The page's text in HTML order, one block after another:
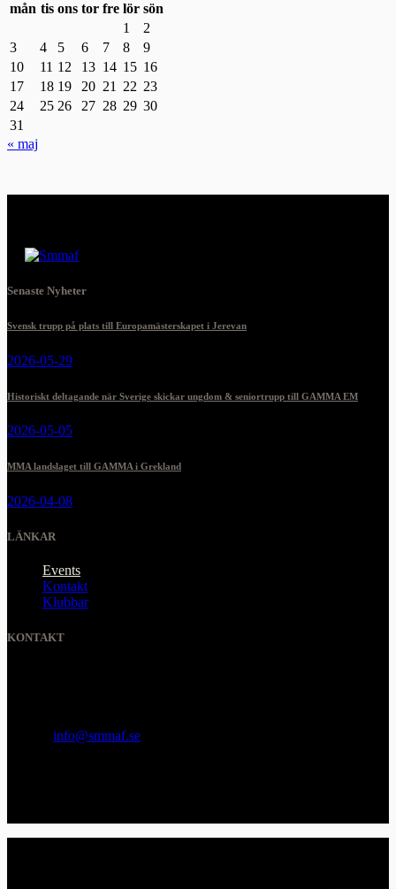
mån tis ons tor fre lör sön
1
2
3
4 5 6 7 8
9
10
11 12 13 14 15 16
17
18 19 20 21 22 23
24
25 26 27 28 29 30
31
« maj
Senaste Nyheter
Svensk trupp på plats till Europamästerskapet i Jerevan
2026-05-29
Historiskt deltagande när Sverige skickar ungdom & seniortrupp till GAMMA EM
2026-05-05
MMA landslaget till GAMMA i Grekland
2026-04-08
LÄNKAR
Events
Kontakt
Klubbar
KONTAKT
info@smmaf.se